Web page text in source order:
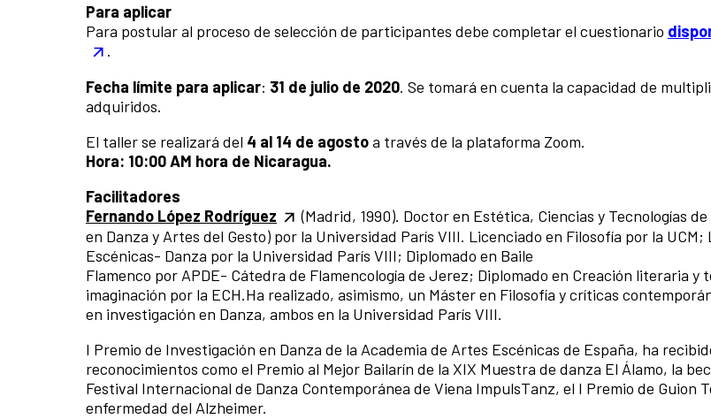
Para aplicar
Para postular al proceso de selección de participantes debe completar el cuestionario
.
Fecha límite para aplicar: 31 de julio de 2020. Se tomará en cuenta la capacidad de
adquiridos.
El taller se realizará del 4 al 14 de agostoa través de la plataforma Zoom.
Hora: 10:00 AM hora de Nicaragua.
Facilitadores
Fernando López Rodríguez
(Madrid, 1990). Doctor en Estética, Ciencias y Tecnologías
en Danza y Artes del Gesto) por la Universidad París VIII. Licenciado en Filosofía por la
Escénicas- Danza por la Universidad París VIII; Diplomado en Baile
Flamenco por APDE- Cátedra de Flamencología de Jerez; Diplomado en Creación literaria y
imaginación por la ECH.Ha realizado, asimismo, un Máster en Filosofía y críticas
en investigación en Danza, ambos en la Universidad París VIII.
I Premio de Investigación en Danza de la Academia de Artes Escénicas de España, ha
reconocimientos como el Premio al Mejor Bailarín de la XIX Muestra de danza El Álamo, la
Festival Internacional de Danza Contemporánea de Viena ImpulsTanz, el I Premio de Guion
enfermedad del Alzheimer.